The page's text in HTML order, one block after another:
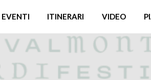
EVENTI ITINERARI VIDEO